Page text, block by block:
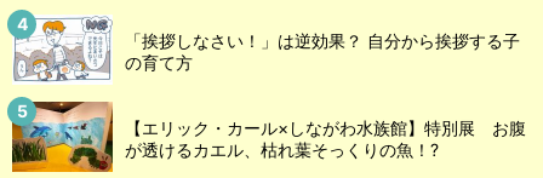
「挨拶しなさい！」は逆効果？ 自分から挨拶する子
の育て方
【エリック・カール×しながわ水族館】特別展 お腹
が透けるカエル、枯れ葉そっくりの魚！?